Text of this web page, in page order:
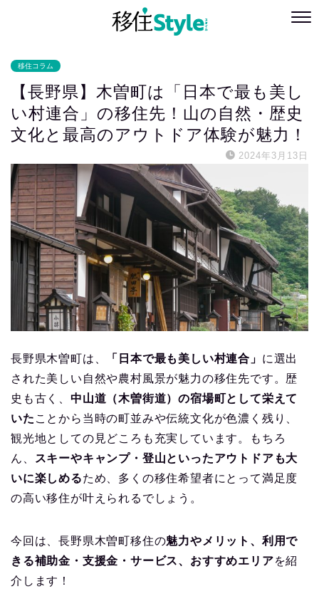
移住コラム
【長野県】木曽町は「日本で最も美し
い村連合」の移住先！山の自然・歴史
文化と最高のアウトドア体験が魅力！
2024年3月13日
長野県木曽町は、 「日本で最も美しい村連合」 に選出
された美しい自然や農村風景が魅力の移住先です。歴
史も古く、 中山道（木曽街道）の宿場町として栄えて
いた ことから当時の町並みや伝統文化が色濃く残り、
観光地としての見どころも充実しています。もちろ
ん、
スキーやキャンプ・登山といったアウトドアも大
いに楽しめるため、多くの移住希望者にとって満足度
の高い移住が叶えられるでしょう。
今回は、長野県木曽町移住の魅力やメリット、利用で
きる補助金・支援金・サービス、おすすめエリアを紹
介します！